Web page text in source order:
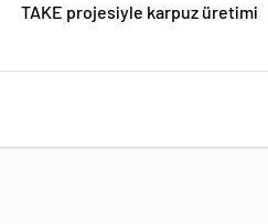
TAKE projesiyle karpuz üretimi